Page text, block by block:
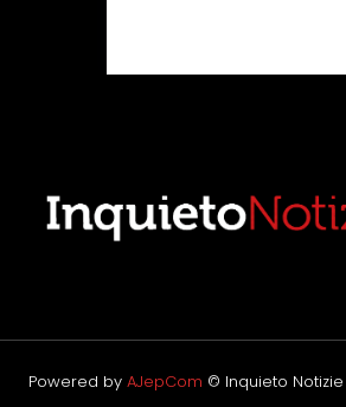
Powered by AJepCom © Inquieto Notizie